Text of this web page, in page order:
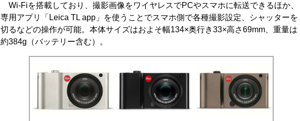
Wi-Fiを搭載しており、撮影画像をワイヤレスでPCやスマホに転送できるほか、
専用アプリ「Leica TL app」を使うことでスマホ側で各種撮影設定、シャッターを
切るなどの操作が可能。本体サイズはおよそ幅134×奥行き33×高さ69mm、重量は
約384g（バッテリー含む）。